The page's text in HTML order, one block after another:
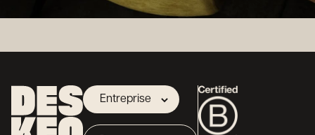
Entreprise
Propriétaire